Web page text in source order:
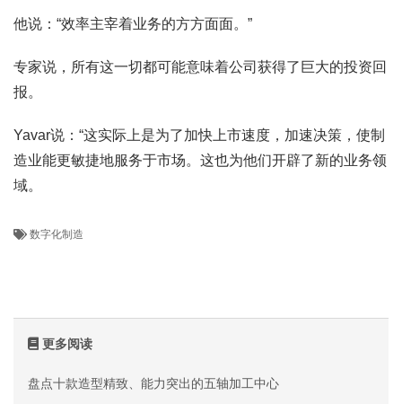
他说：“效率主宰着业务的方方面面。”
专家说，所有这一切都可能意味着公司获得了巨大的投资回
报。
Yavar说：“这实际上是为了加快上市速度，加速决策，使制
造业能更敏捷地服务于市场。这也为他们开辟了新的业务领
域。
数字化制造
更多阅读
盘点十款造型精致、能力突出的五轴加工中心